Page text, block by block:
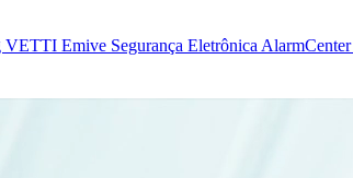
VETTI Emive Segurança Eletrônica AlarmCenter